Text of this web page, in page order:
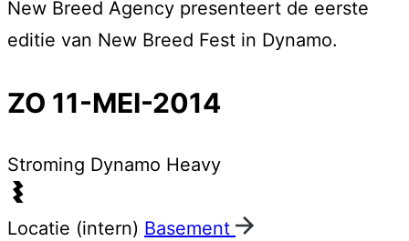
New Breed Agency presenteert de eerste
editie van New Breed Fest in Dynamo.
ZO 11-MEI-2014
Stroming Dynamo Heavy
Locatie (intern) Basement